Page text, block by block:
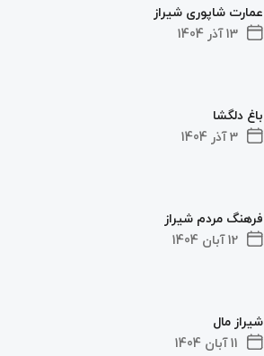
13 آذر 1404
عمارت شاپوری شیراز
3 آذر 1404
باغ دلگشا
12 آبان 1404
فرهنگ مردم شیراز
11 آبان 1404
شیراز مال